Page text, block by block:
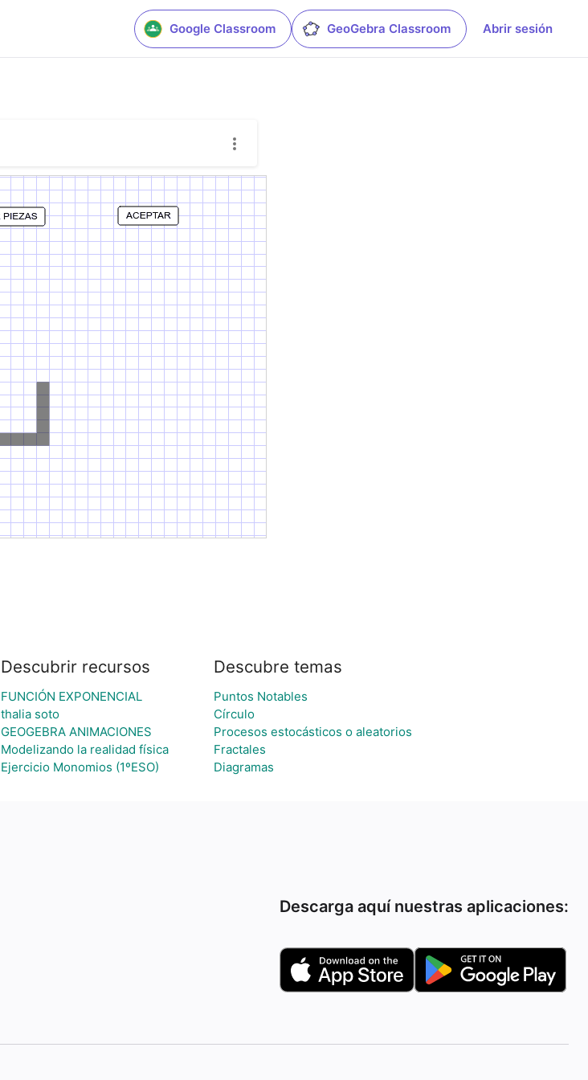
Google Classroom GeoGebra Classroom Abrir sesión
Descubrir recursos
FUNCIÓN EXPONENCIAL
thalia soto
GEOGEBRA ANIMACIONES
Modelizando la realidad física
Ejercicio Monomios (1ºESO)
Descubre temas
Puntos Notables
Círculo
Procesos estocásticos o aleatorios
Fractales
Diagramas
Descarga aquí nuestras aplicaciones: